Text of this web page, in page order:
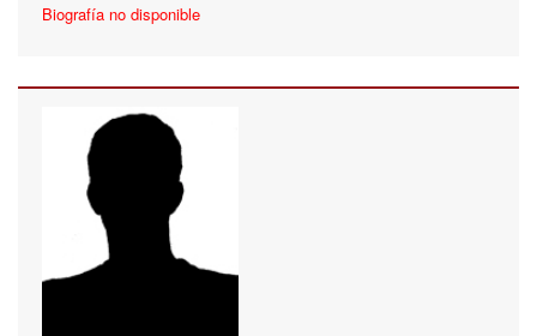
Biografía no disponible